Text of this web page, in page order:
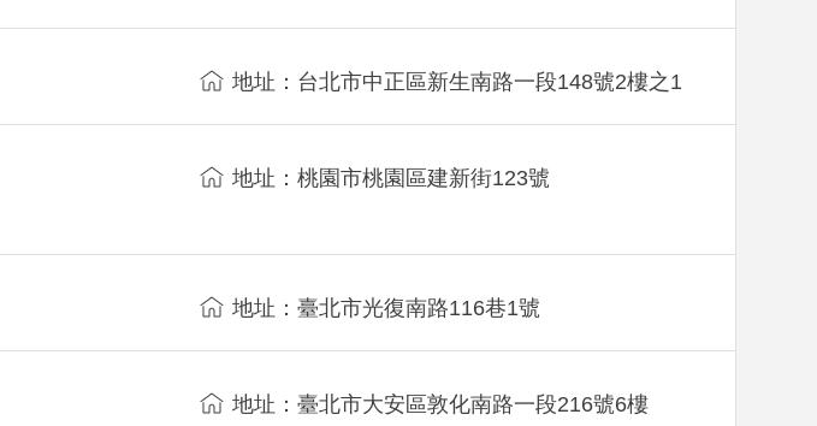
地址：台北市中正區新生南路一段148號2樓之1
地址：桃園市桃園區建新街123號
地址：臺北市光復南路116巷1號
地址：臺北市大安區敦化南路一段216號6樓